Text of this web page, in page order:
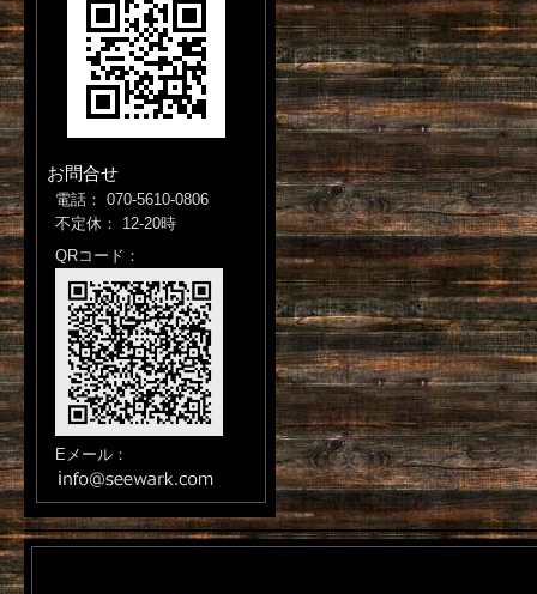
お問合せ
電話： 070-5610-0806
不定休： 12-20時
QRコード：
Eメール：